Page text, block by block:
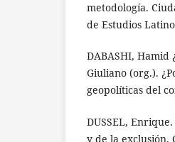
metodología.
de Estudios
DABASHI, Hamid
Giuliano (org.).
geopolíticas del
DUSSEL,
y de la exclusión.